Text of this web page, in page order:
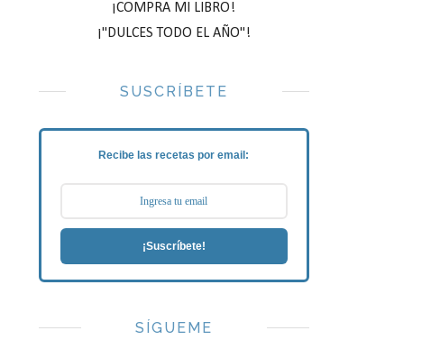
¡COMPRA MI LIBRO!
¡"DULCES TODO EL AÑO"!
SUSCRÍBETE
Recibe las recetas por email:
¡Suscríbete!
SÍGUEME